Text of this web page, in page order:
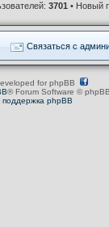
3701 • Новый
Связаться с
for phpBB
® Forum Software ©
поддержка phpBB